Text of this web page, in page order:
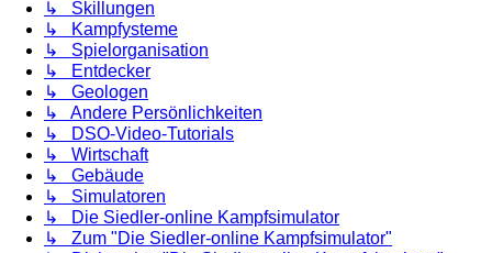
↳ Skillungen
↳ Kampfysteme
↳ Spielorganisation
↳ Entdecker
↳ Geologen
↳ Andere Persönlichkeiten
↳ DSO-Video-Tutorials
↳ Wirtschaft
↳ Gebäude
↳ Simulatoren
↳ Die Siedler-online Kampfsimulator
↳ Zum "Die Siedler-online Kampfsimulator"